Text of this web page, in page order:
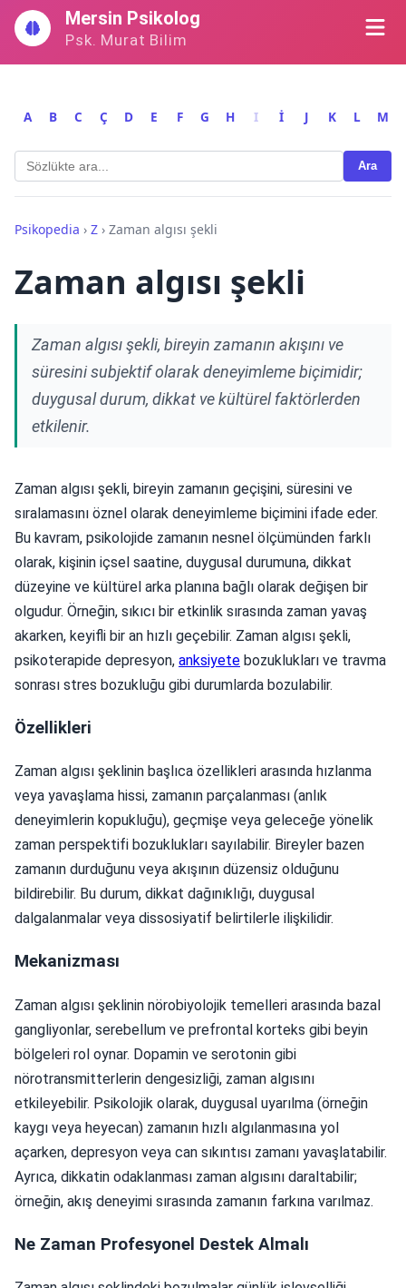
İçeriğe
geç
Mersin Psikolog
Psk. Murat Bilim
A B C Ç D E F G H I İ J K L M
Ara
Psikopedia › Z › Zaman algısı şekli
Zaman algısı şekli
Zaman algısı şekli, bireyin zamanın akışını ve
süresini subjektif olarak deneyimleme biçimidir;
duygusal durum, dikkat ve kültürel faktörlerden
etkilenir.
Zaman algısı şekli, bireyin zamanın geçişini, süresini ve
sıralamasını öznel olarak deneyimleme biçimini ifade eder.
Bu kavram, psikolojide zamanın nesnel ölçümünden farklı
olarak, kişinin içsel saatine, duygusal durumuna, dikkat
düzeyine ve kültürel arka planına bağlı olarak değişen bir
olgudur. Örneğin, sıkıcı bir etkinlik sırasında zaman yavaş
akarken, keyifli bir an hızlı geçebilir. Zaman algısı şekli,
psikoterapide depresyon, anksiyete bozuklukları ve travma
sonrası stres bozukluğu gibi durumlarda bozulabilir.
Özellikleri
Zaman algısı şeklinin başlıca özellikleri arasında hızlanma
veya yavaşlama hissi, zamanın parçalanması (anlık
deneyimlerin kopukluğu), geçmişe veya geleceğe yönelik
zaman perspektifi bozuklukları sayılabilir. Bireyler bazen
zamanın durduğunu veya akışının düzensiz olduğunu
bildirebilir. Bu durum, dikkat dağınıklığı, duygusal
dalgalanmalar veya dissosiyatif belirtilerle ilişkilidir.
Mekanizması
Zaman algısı şeklinin nörobiyolojik temelleri arasında bazal
gangliyonlar, serebellum ve prefrontal korteks gibi beyin
bölgeleri rol oynar. Dopamin ve serotonin gibi
nörotransmitterlerin dengesizliği, zaman algısını
etkileyebilir. Psikolojik olarak, duygusal uyarılma (örneğin
kaygı veya heyecan) zamanın hızlı algılanmasına yol
açarken, depresyon veya can sıkıntısı zamanı yavaşlatabilir.
Ayrıca, dikkatin odaklanması zaman algısını daraltabilir;
örneğin, akış deneyimi sırasında zamanın farkına varılmaz.
Ne Zaman Profesyonel Destek Almalı